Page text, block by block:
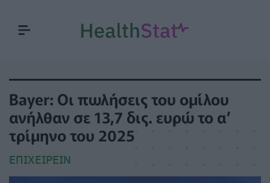
Bayer: Οι πωλήσεις του ομίλου
ανήλθαν σε 13,7 δις. ευρώ το α’
τρίμηνο του 2025
ΕΠΙΧΕΙΡΕΊΝ